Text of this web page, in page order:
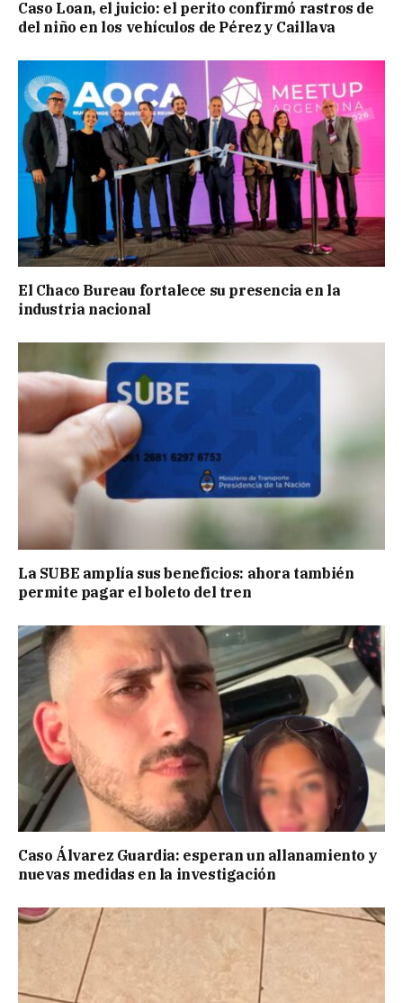
Caso Loan, el juicio: el perito confirmó rastros de
del niño en los vehículos de Pérez y Caillava
El Chaco Bureau fortalece su presencia en la
industria nacional
La SUBE amplía sus beneficios: ahora también
permite pagar el boleto del tren
Caso Álvarez Guardia: esperan un allanamiento y
nuevas medidas en la investigación